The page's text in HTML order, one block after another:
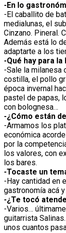
-En lo
-El caballito de
medialunas, el
Cinzano. Pineral.
Además está lo
adaptarte a los
-Qué hay para
-Sale la milanesa
costilla, el pollo
época invernal
pastel de papas,
con bolognesa…
-¿Cómo están
-Armamos los
económica
por la
los valores, con
los bares.
-Tocaste un
-Hay cantidad en
gastronomía acá
-¿Te tocó
-Varios…
guitarrista
unos cuantos